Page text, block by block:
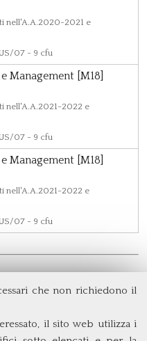
che non richiedono il
il sito web utilizza i
nell'A.A.2020-2021 e
07 - 9 cfu
Management [M18]
nell'A.A.2021-2022 e
07 - 9 cfu
Management [M18]
nell'A.A.2021-2022 e
07 - 9 cfu
Roma Tor Vergata
2